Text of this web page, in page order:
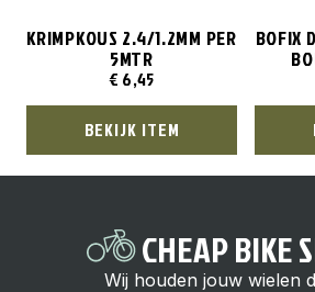
KRIMPKOUS 2.4/1.2MM PER
5MTR
€ 6,45
BEKIJK ITEM
BOFIX
CHEAP BIKE
Wij houden jouw wielen